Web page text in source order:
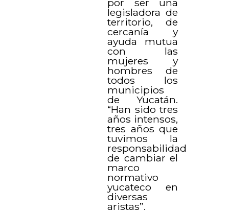
legisladora de
territorio, de
cercanía y
ayuda mutua
con las
mujeres y
hombres de
todos los
municipios
de Yucatán.
“Han sido tres
años intensos,
tres años que
tuvimos la
responsabilidad
de cambiar el
marco
normativo
yucateco en
diversas
aristas”.